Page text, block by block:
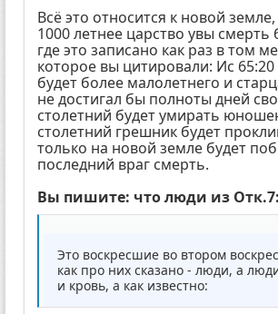
Всё это относится к новой
1000 летнее царство увы смерть
где это записано как раз в том
которое вы цитировали: Ис
будет более малолетнего и
не достигал бы полноты дней
столетний будет умирать
столетний грешник будет
только на новой земле будет
последний враг смерть.
Вы пишите: что люди из
Это воскресшие во втором
как про них сказано - люди, а
и кровь, а как известно: